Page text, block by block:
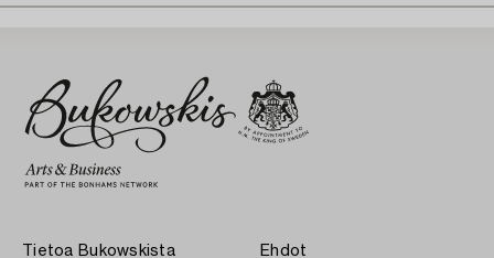
Tietoa Bukowskista Ehdot